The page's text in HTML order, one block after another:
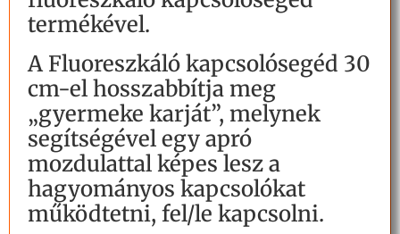
termékével.
A Fluoreszkáló kapcsolósegéd 30
cm-el hosszabbítja meg
„gyermeke karját”, melynek
segítségével egy apró
mozdulattal képes lesz a
hagyományos kapcsolókat
működtetni, fel/le kapcsolni.